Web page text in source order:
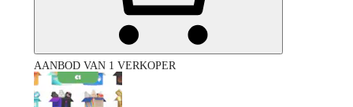
AANBOD VAN 1 VERKOPER